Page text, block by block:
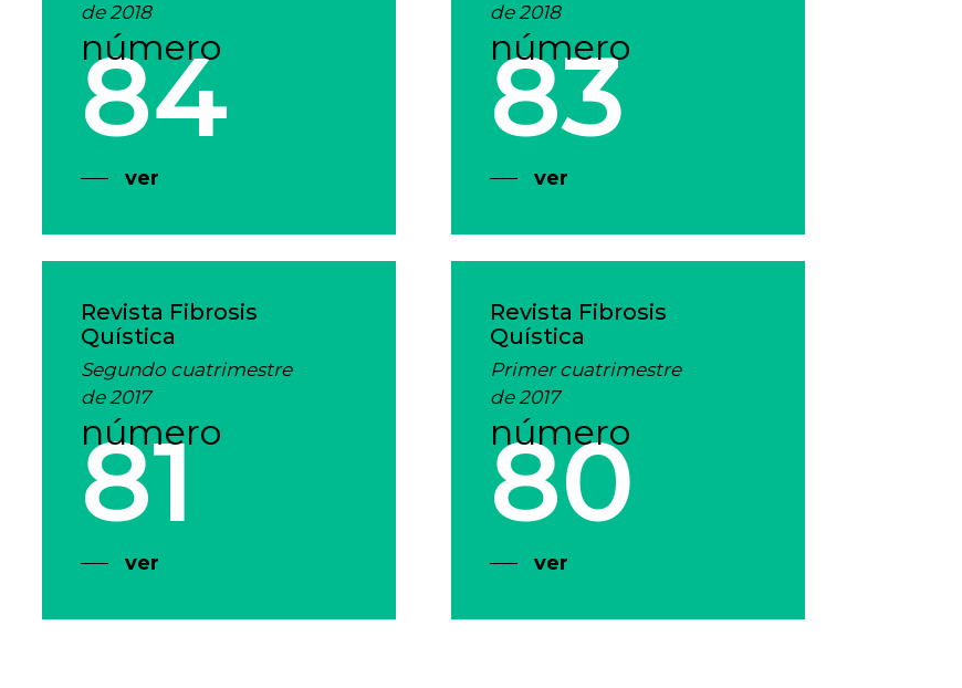
de 2018
número
84
ver
de 2018
número
83
ver
Revista Fibrosis
Quística
Segundo cuatrimestre
de 2017
número
81
ver
Revista Fibrosis
Quística
Primer cuatrimestre
de 2017
número
80
ver